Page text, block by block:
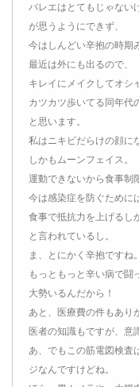
バレエはとてもじゃない
が思うようにできず、
今はしんどい辛抱の時期
最近は外にも出るので、
キレイにメイクしてオシ
カツカツ歩いてる同年代
と思います。
私はニキビだらけの顔に
しかもムーンフェイス。
運動できないから食事制
今は感染症を防ぐために
食事で抵抗力を上げるし
と言われているし。
ま、とにかく辛抱ですね。
もっともっと辛い病で闘
大勢いるんだから！
あと、医療費の件もあり
医者の知識もですが、意
あ、でもこの筋電図検査
ジなんですけどね。